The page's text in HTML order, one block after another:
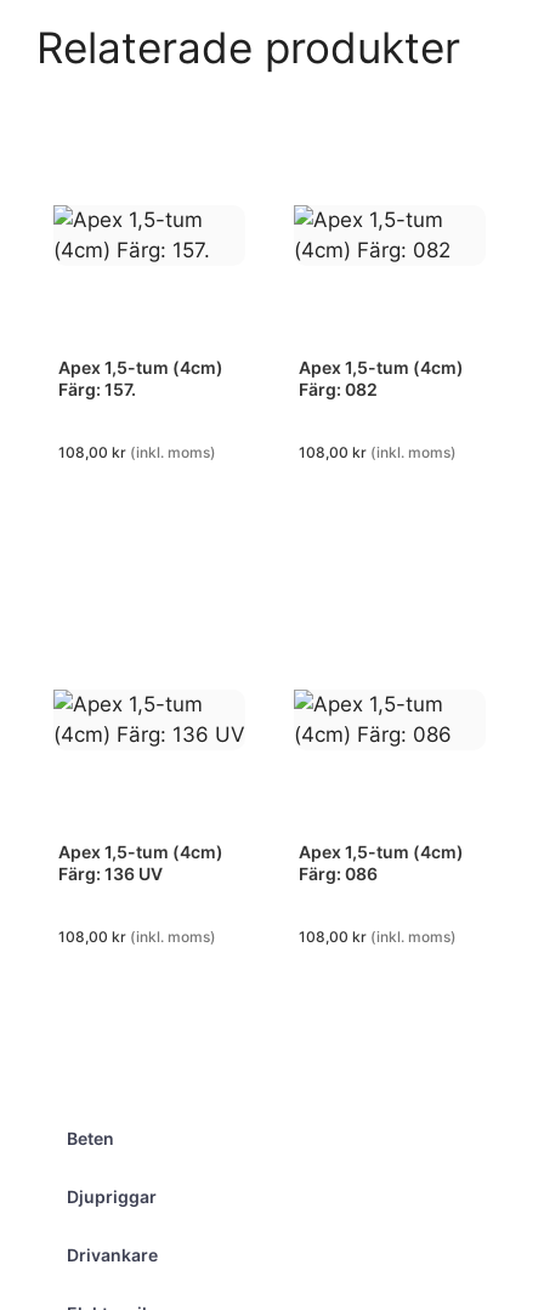
Relaterade produkter
Apex 1,5-tum (4cm)
Färg: 157.
108,00 kr (inkl. moms)
Apex 1,5-tum (4cm)
Färg: 082
108,00 kr (inkl. moms)
Apex 1,5-tum (4cm)
Färg: 136 UV
108,00 kr (inkl. moms)
Apex 1,5-tum (4cm)
Färg: 086
108,00 kr (inkl. moms)
Beten
Djupriggar
Drivankare